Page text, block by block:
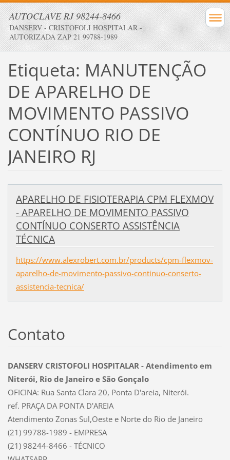
AUTOCLAVE RJ 98244-8466
DANSERV - CRISTOFOLI HOSPITALAR -
AUTORIZADA ZAP 21 99788-1989
Etiqueta: MANUTENÇÃO
DE APARELHO DE
MOVIMENTO PASSIVO
CONTÍNUO RIO DE
JANEIRO RJ
APARELHO DE FISIOTERAPIA CPM FLEXMOV
- APARELHO DE MOVIMENTO PASSIVO
CONTÍNUO CONSERTO ASSISTÊNCIA
TÉCNICA
https://www.alexrobert.com.br/products/cpm-flexmov-
aparelho-de-movimento-passivo-continuo-conserto-
assistencia-tecnica/
Contato
DANSERV CRISTOFOLI HOSPITALAR - Atendimento em
Niterói, Rio de Janeiro e São Gonçalo
OFICINA: Rua Santa Clara 20, Ponta D'areia, Niterói.
ref. PRAÇA DA PONTA D'AREIA
Atendimento Zonas Sul,Oeste e Norte do Rio de Janeiro
(21) 99788-1989 - EMPRESA
(21) 98244-8466 - TÉCNICO